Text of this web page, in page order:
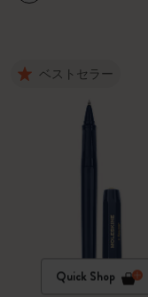
ベストセラー
Quick Shop